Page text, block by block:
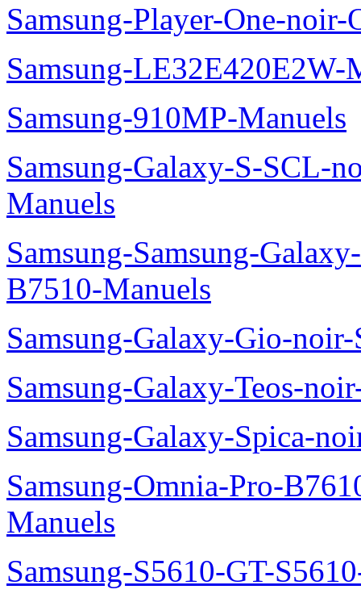
Samsung-Player-One-
Samsung-LE32E420E2W-
Samsung-910MP-Manuels
Samsung-Galaxy-S-SCL-
Manuels
Samsung-Samsung-
B7510-Manuels
Samsung-Galaxy-Gio-
Samsung-Galaxy-Teos-
Samsung-Galaxy-Spica-
Samsung-Omnia-Pro-
Manuels
Samsung-S5610-GT-